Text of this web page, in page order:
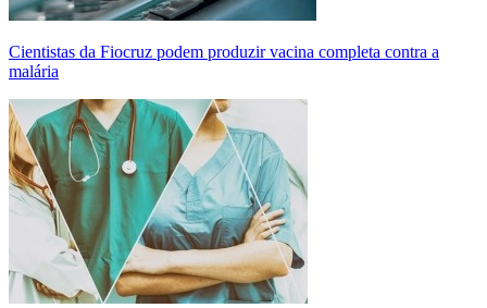
Cientistas da Fiocruz podem produzir vacina completa contra a
malária